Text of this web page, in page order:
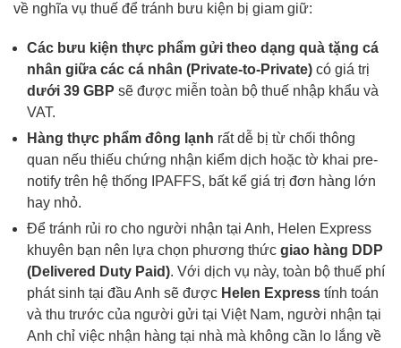
về nghĩa vụ thuế để tránh bưu kiện bị giam giữ:
Các bưu kiện thực phẩm gửi theo dạng quà tặng cá
nhân giữa các cá nhân (Private-to-Private) có giá trị
dưới 39 GBP sẽ được miễn toàn bộ thuế nhập khẩu và
VAT.
Hàng thực phẩm đông lạnh rất dễ bị từ chối thông
quan nếu thiếu chứng nhận kiểm dịch hoặc tờ khai pre-
notify trên hệ thống IPAFFS, bất kể giá trị đơn hàng lớn
hay nhỏ.
Để tránh rủi ro cho người nhận tại Anh, Helen Express
khuyên bạn nên lựa chọn phương thức giao hàng DDP
(Delivered Duty Paid). Với dịch vụ này, toàn bộ thuế phí
phát sinh tại đầu Anh sẽ được Helen Express tính toán
và thu trước của người gửi tại Việt Nam, người nhận tại
Anh chỉ việc nhận hàng tại nhà mà không cần lo lắng về